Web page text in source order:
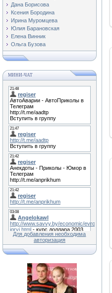
Дана Борисова
Ксения Бородина
Ирина Муромцева
Юлия Барановская
Елена Винник
Ольга Бузова
МИНИ-ЧАТ
Для добавления необходима
авторизация